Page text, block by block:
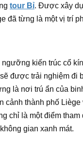
tour Bỉ. Được xây
đã từng là một vị trí
kiến trúc cổ
được trải nghiệm đi
là nơi trú ẩn của
cảnh thành phố
chỉ là một điểm
gian xanh mát.